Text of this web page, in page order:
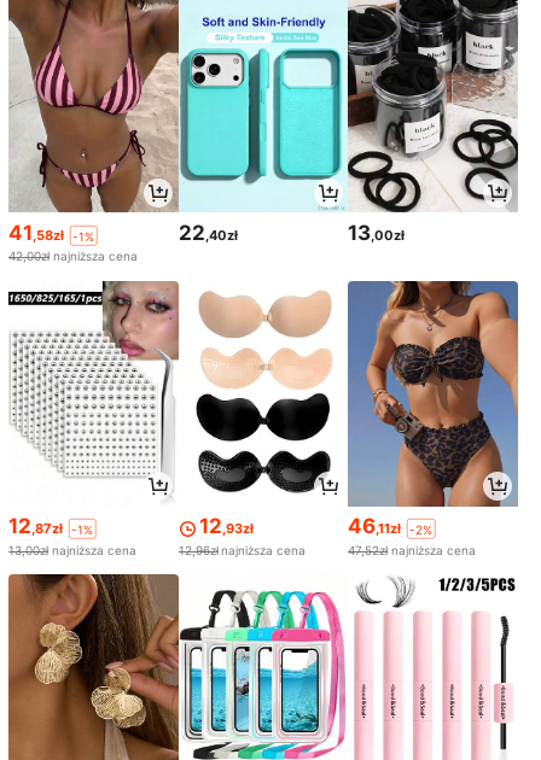
41 ,58zł
-1%
42,00zł najniższa cena
22 ,40zł 13 ,00zł
12,87zł
-1%
13,00zł najniższa cena
12,93zł
12,96złnajniższa cena
46,11zł
-2%
47,52zł najniższa cena